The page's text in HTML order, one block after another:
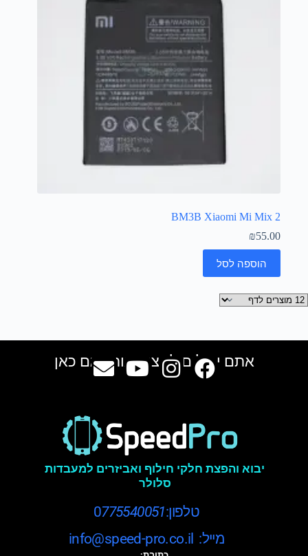
BM3B Xiaomi Mi Mix 2
₪55.00
הוספה לסל
אתם יכולים למצוא אותנו גם כאן
יבוא והפצת חלקי חילוף ואביזרים למעבדות
סלולר
טלפון:0775540051
מייל: info@speed-pro.co.il